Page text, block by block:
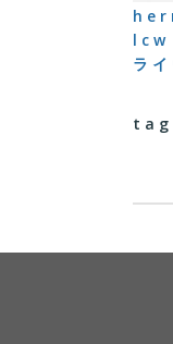
lcw
ラ